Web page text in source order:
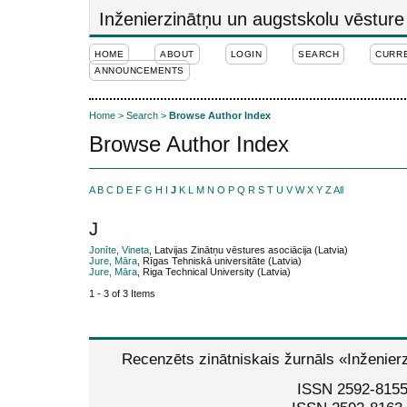
Inženierzinātņu un augstskolu vēsture
HOME ABOUT LOGIN SEARCH
ANNOUNCEMENTS
Home > Search > Browse Author Index
Browse Author Index
A B C D E F G H I J K L M N O P Q R S T U V W X Y ZAll
J
Jonīte, Vineta , Latvijas Zinātņu vēstures asociācija (Latvia)
Jure, Māra , Rīgas Tehniskā universitāte (Latvia)
Jure, Māra , Riga Technical University (Latvia)
1 - 3 of 3 Items
Recenzēts zinātniskais žurnāls
ISSN 2592-